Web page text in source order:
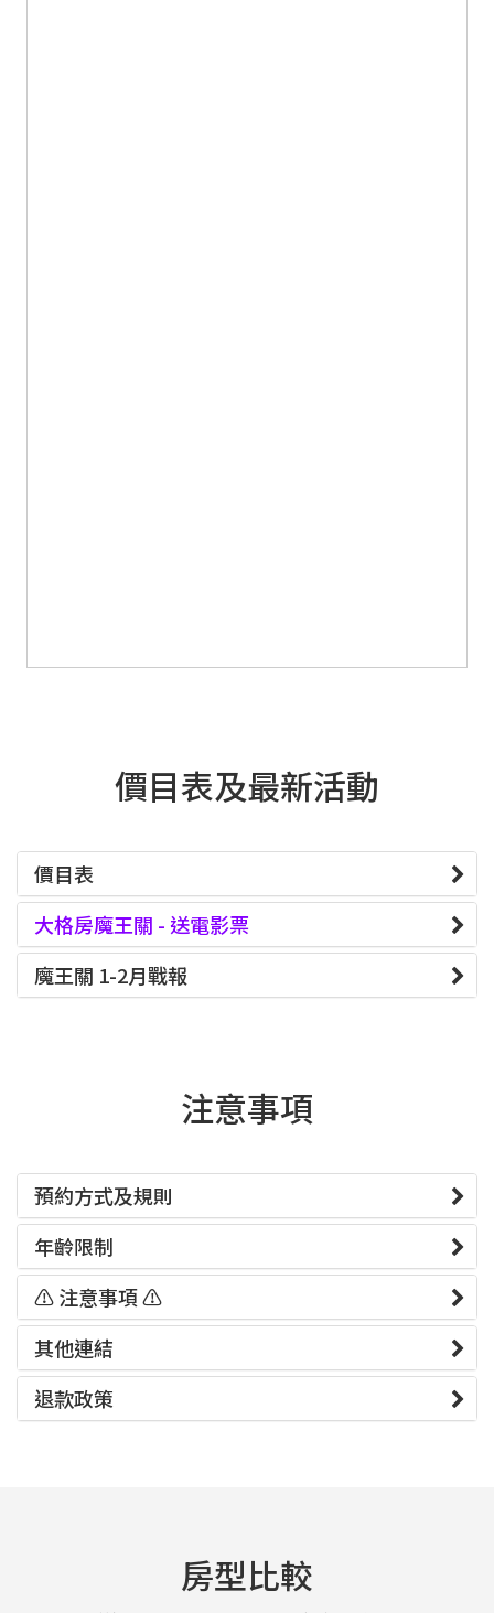
價目表及最新活動
價目表
大格房魔王關 - 送電影票
魔王關 1-2月戰報
注意事項
預約方式及規則
年齡限制
⚠️ 注意事項 ⚠️
其他連結
退款政策
房型比較